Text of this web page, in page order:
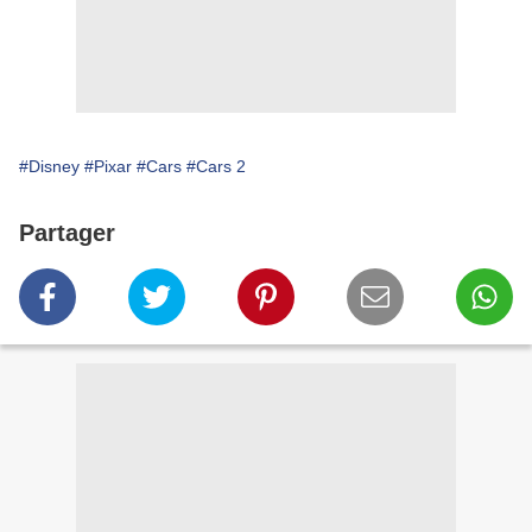
#Disney #Pixar #Cars #Cars 2
Partager